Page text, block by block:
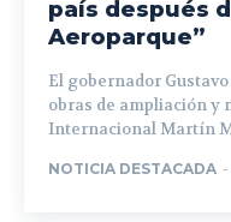
país después
Aeroparque”
El gobernador
obras de ampliación y
Internacional Martín
NOTICIA DESTACADA -